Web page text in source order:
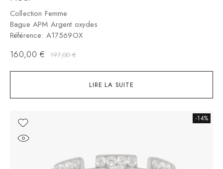
LIRE LA SUITE
Collection Femme
Bague APM Argent oxydes
Référence: A17569OX
197,00€
160,00 €
-14%